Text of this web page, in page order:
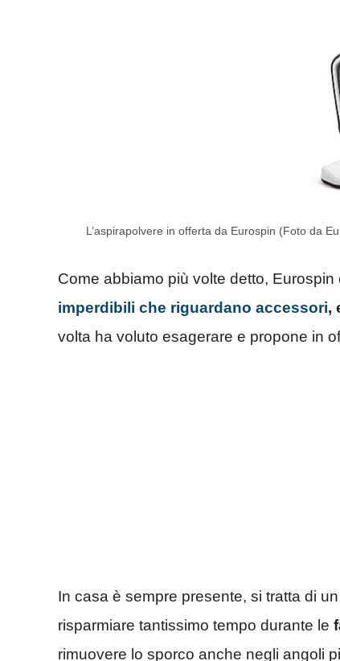
L’aspirapolvere in offerta da Eurospin (Foto da
Come abbiamo più volte detto,
imperdibili che riguardano accessori,
volta ha voluto esagerare e propone in
In casa è sempre presente, si tratta di
risparmiare tantissimo tempo durante le
rimuovere lo sporco anche negli angoli